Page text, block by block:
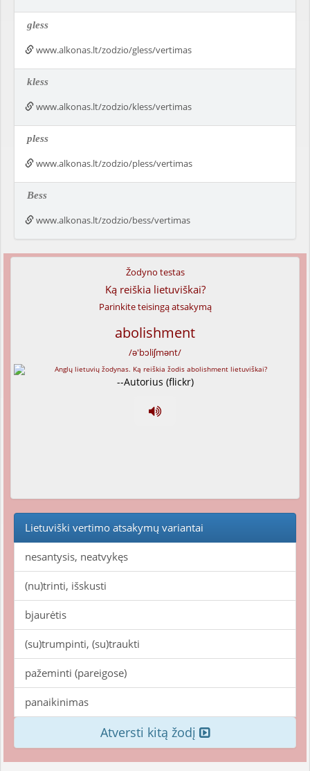
gless
www.alkonas.lt/zodzio/gless/vertimas
kless
www.alkonas.lt/zodzio/kless/vertimas
pless
www.alkonas.lt/zodzio/pless/vertimas
Bess
www.alkonas.lt/zodzio/bess/vertimas
Žodyno testas
Ką reiškia lietuviškai?
Parinkite teisingą atsakymą
abolishment
/ə'bɔliʃmənt/
--Autorius (flickr)
Lietuviški vertimo atsakymų variantai
nesantysis, neatvykęs
(nu)trinti, išskusti
bjaurėtis
(su)trumpinti, (su)traukti
pažeminti (pareigose)
panaikinimas
Atversti kitą žodį